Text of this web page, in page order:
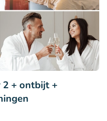
+ ontbijt +